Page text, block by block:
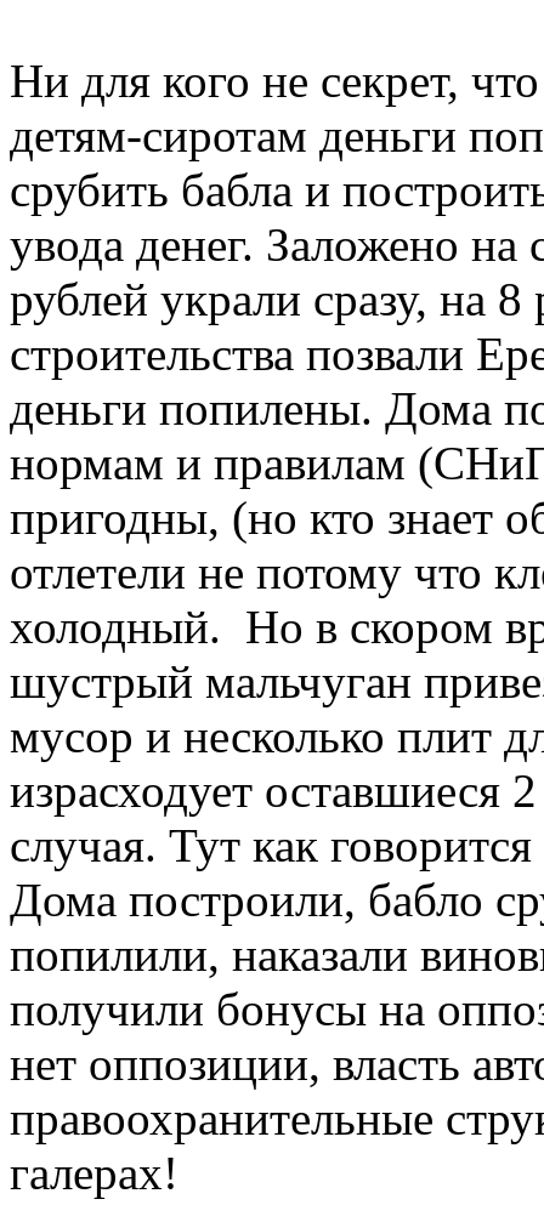
Ни для кого не секрет,
детям-сиротам деньги
срубить бабла и
увода денег. Заложено на
рублей украли сразу, на
строительства позвали
деньги попилены. Дома
нормам и правилам
пригодны, (но кто знает
отлетели не потому что
холодный. Но в скором
шустрый мальчуган
мусор и несколько плит
израсходует оставшиеся
случая. Тут как
Дома построили, бабло
попилили, наказали
получили бонусы на
нет оппозиции, власть
правоохранительные
галерах!